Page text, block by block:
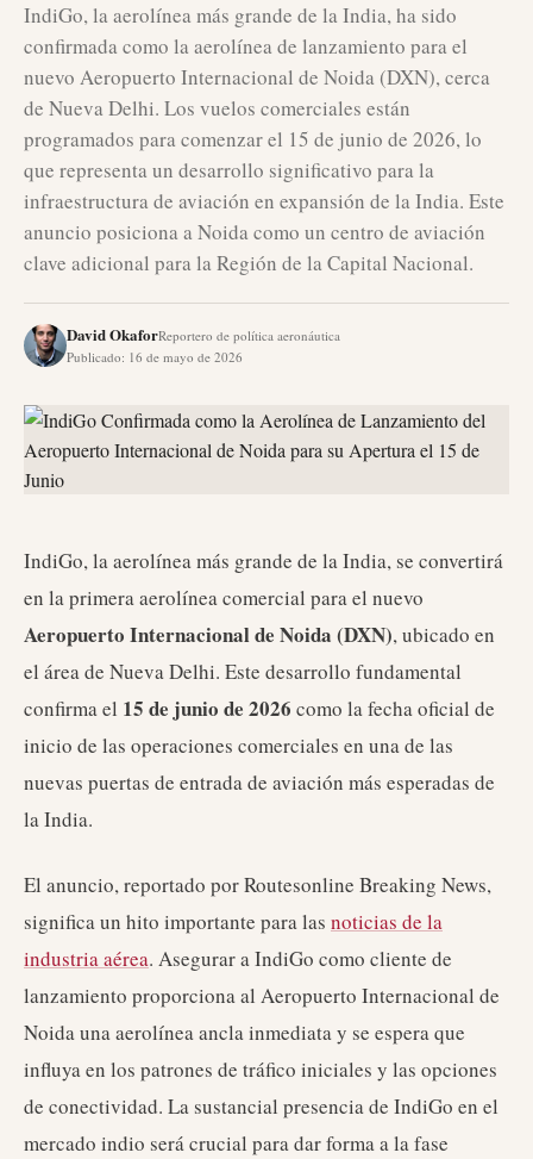
IndiGo, la aerolínea más grande de la India, ha sido
confirmada como la aerolínea de lanzamiento para el
nuevo Aeropuerto Internacional de Noida (DXN), cerca
de Nueva Delhi. Los vuelos comerciales están
programados para comenzar el 15 de junio de 2026, lo
que representa un desarrollo significativo para la
infraestructura de aviación en expansión de la India. Este
anuncio posiciona a Noida como un centro de aviación
clave adicional para la Región de la Capital Nacional.
David OkaforReportero de política aeronáutica
Publicado: 16 de mayo de 2026
IndiGo, la aerolínea más grande de la India, se convertirá
en la primera aerolínea comercial para el nuevo
Aeropuerto Internacional de Noida (DXN), ubicado en
el área de Nueva Delhi. Este desarrollo fundamental
confirma el 15 de junio de 2026 como la fecha oficial de
inicio de las operaciones comerciales en una de las
nuevas puertas de entrada de aviación más esperadas de
la India.
El anuncio, reportado por Routesonline Breaking News,
significa un hito importante para las noticias de la
industria aérea. Asegurar a IndiGo como cliente de
lanzamiento proporciona al Aeropuerto Internacional de
Noida una aerolínea ancla inmediata y se espera que
influya en los patrones de tráfico iniciales y las opciones
de conectividad. La sustancial presencia de IndiGo en el
mercado indio será crucial para dar forma a la fase